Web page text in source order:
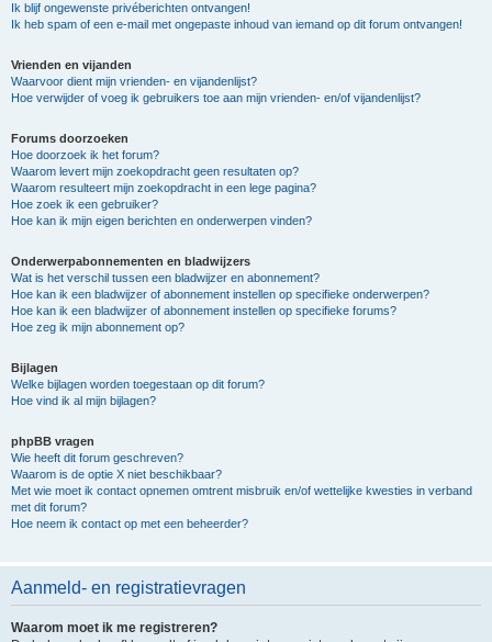
Ik blijf ongewenste privéberichten ontvangen!
Ik heb spam of een e-mail met ongepaste inhoud van iemand op dit forum ontvangen!
Vrienden en vijanden
Waarvoor dient mijn vrienden- en vijandenlijst?
Hoe verwijder of voeg ik gebruikers toe aan mijn vrienden- en/of vijandenlijst?
Forums doorzoeken
Hoe doorzoek ik het forum?
Waarom levert mijn zoekopdracht geen resultaten op?
Waarom resulteert mijn zoekopdracht in een lege pagina?
Hoe zoek ik een gebruiker?
Hoe kan ik mijn eigen berichten en onderwerpen vinden?
Onderwerpabonnementen en bladwijzers
Wat is het verschil tussen een bladwijzer en abonnement?
Hoe kan ik een bladwijzer of abonnement instellen op specifieke onderwerpen?
Hoe kan ik een bladwijzer of abonnement instellen op specifieke forums?
Hoe zeg ik mijn abonnement op?
Bijlagen
Welke bijlagen worden toegestaan op dit forum?
Hoe vind ik al mijn bijlagen?
phpBB vragen
Wie heeft dit forum geschreven?
Waarom is de optie X niet beschikbaar?
Met wie moet ik contact opnemen omtrent misbruik en/of wettelijke kwesties in verband
met dit forum?
Hoe neem ik contact op met een beheerder?
Aanmeld- en registratievragen
Waarom moet ik me registreren?